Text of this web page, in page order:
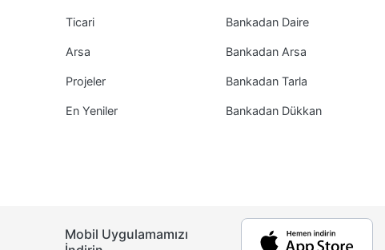
Ticari
Arsa
Projeler
En Yeniler
Bankadan Daire
Bankadan Arsa
Bankadan Tarla
Bankadan Dükkan
Mobil Uygulamamızı